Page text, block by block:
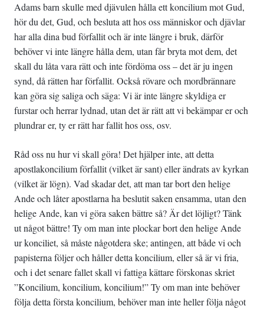
Adams barn skulle med djävulen hålla ett koncilium mot Gud,
hör du det, Gud, och besluta att hos oss människor och djävlar
har alla dina bud förfallit och är inte längre i bruk, därför
behöver vi inte längre hålla dem, utan får bryta mot dem, det
skall du låta vara rätt och inte fördöma oss – det är ju ingen
synd, då rätten har förfallit. Också rövare och mordbrännare
kan göra sig saliga och säga: Vi är inte längre skyldiga er
furstar och herrar lydnad, utan det är rätt att vi bekämpar er och
plundrar er, ty er rätt har fallit hos oss, osv.
Råd oss nu hur vi skall göra! Det hjälper inte, att detta
apostlakoncilium förfallit (vilket är sant) eller ändrats av kyrkan
(vilket är lögn). Vad skadar det, att man tar bort den helige
Ande och låter apostlarna ha beslutit saken ensamma, utan den
helige Ande, kan vi göra saken bättre så? Är det löjligt? Tänk
ut något bättre! Ty om man inte plockar bort den helige Ande
ur konciliet, så måste någotdera ske; antingen, att både vi och
papisterna följer och håller detta koncilium, eller så är vi fria,
och i det senare fallet skall vi fattiga kättare förskonas skriet
”Koncilium, koncilium, koncilium!” Ty om man inte behöver
följa detta första koncilium, behöver man inte heller följa något